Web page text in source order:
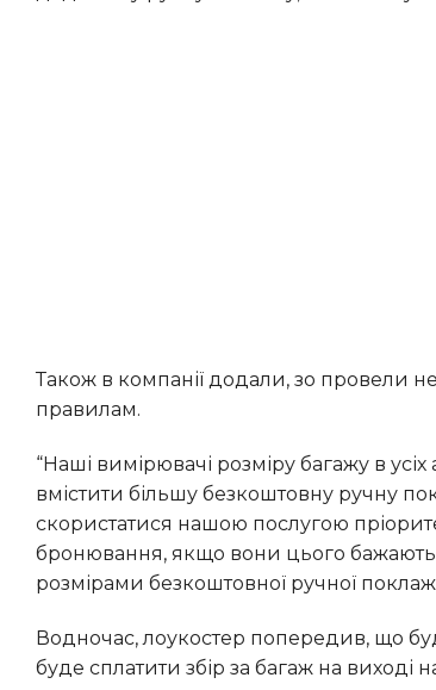
Також в компанії додали, зо провели необхідні зміни для вимірювачів багажу, щоб вони відповідали новим
правилам.
“Наші вимірювачі розміру багажу в усіх аеропортах були підлаштовані під нові правила, щоб могли тепер
вмістити більшу безкоштовну ручну
скористатися нашою послугою
бронювання, якщо вони цього
розмірами безкоштовної ручної
Водночас, лоукостер попередив, що будь-який пасажир, який не дотримається цих нових обмежень, повинен
буде сплатити збір за багаж на виході